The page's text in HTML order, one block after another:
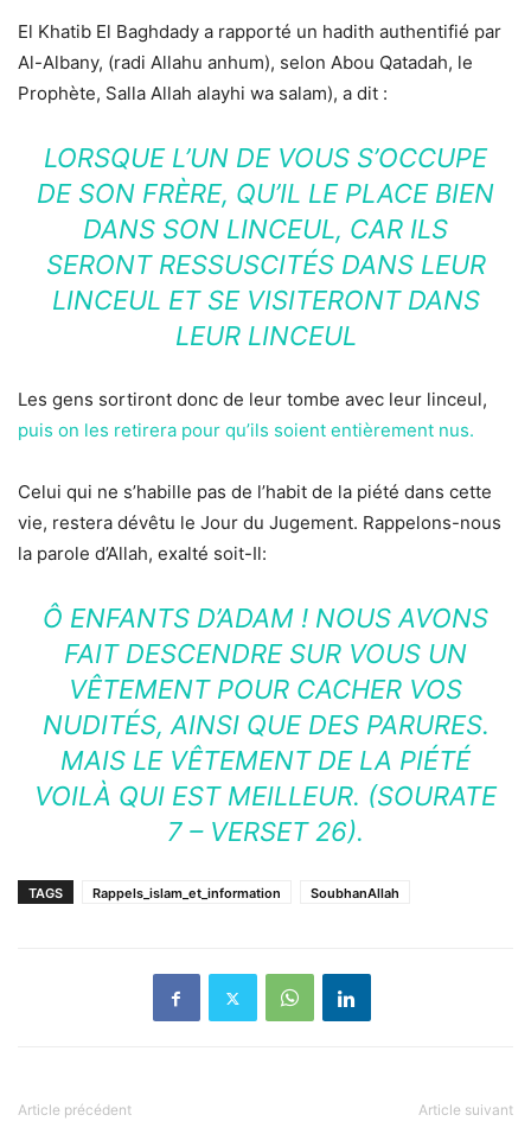
El Khatib El Baghdady a rapporté un hadith authentifié par
Al-Albany, (radi Allahu anhum), selon Abou Qatadah, le
Prophète, Salla Allah alayhi wa salam), a dit :
LORSQUE L’UN DE VOUS S’OCCUPE
DE SON FRÈRE, QU’IL LE PLACE BIEN
DANS SON LINCEUL, CAR ILS
SERONT RESSUSCITÉS DANS LEUR
LINCEUL ET SE VISITERONT DANS
LEUR LINCEUL
Les gens sortiront donc de leur tombe avec leur linceul,
puis on les retirera pour qu’ils soient entièrement nus.
Celui qui ne s’habille pas de l’habit de la piété dans cette
vie, restera dévêtu le Jour du Jugement. Rappelons-nous
la parole d’Allah, exalté soit-Il:
Ô ENFANTS D’ADAM ! NOUS AVONS
FAIT DESCENDRE SUR VOUS UN
VÊTEMENT POUR CACHER VOS
NUDITÉS, AINSI QUE DES PARURES.
MAIS LE VÊTEMENT DE LA PIÉTÉ
VOILÀ QUI EST MEILLEUR. (SOURATE
7 – VERSET 26).
TAGS Rappels_islam_et_information SoubhanAllah
Article précédent Article suivant